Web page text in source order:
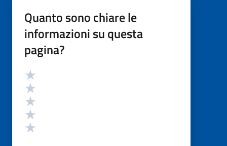
Quanto sono chiare le
informazioni su questa
pagina?
Valutazione